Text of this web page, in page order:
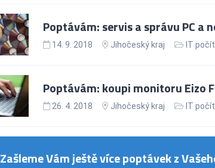
Poptávám: servis a správu PC a
14. 9. 2018 Jihočeský kraj IT
Poptávám: koupi monitoru Eizo
26. 4. 2018 Jihočeský kraj IT
Zašleme Vám ještě více poptávek z